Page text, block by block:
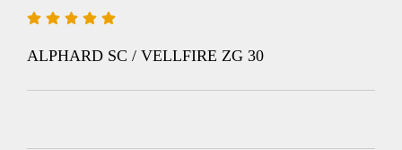
ALPHARD SC / VELLFIRE ZG 30